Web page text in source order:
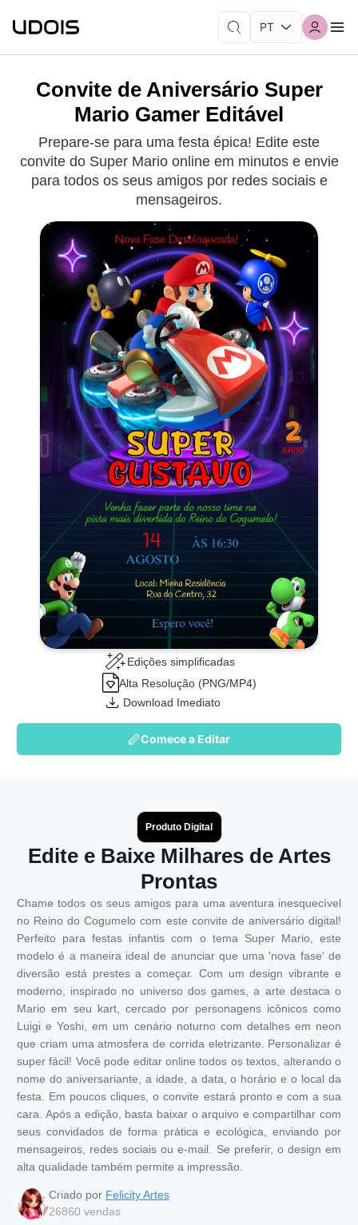
Convite de Aniversário Super
Mario Gamer Editável
Prepare-se para uma festa épica! Edite este
convite do Super Mario online em minutos e envie
para todos os seus amigos por redes sociais e
mensageiros.
Edições simplificadas
Alta Resolução (PNG/MP4)
Download Imediato
Comece a Editar
Produto Digital
Edite e Baixe Milhares de Artes
Prontas
Chame todos os seus amigos para uma aventura inesquecível
no Reino do Cogumelo com este convite de aniversário digital!
Perfeito para festas infantis com o tema Super Mario, este
modelo é a maneira ideal de anunciar que uma 'nova fase' de
diversão está prestes a começar. Com um design vibrante e
moderno, inspirado no universo dos games, a arte destaca o
Mario em seu kart, cercado por personagens icônicos como
Luigi e Yoshi, em um cenário noturno com detalhes em neon
que criam uma atmosfera de corrida eletrizante. Personalizar é
super fácil! Você pode editar online todos os textos, alterando o
nome do aniversariante, a idade, a data, o horário e o local da
festa. Em poucos cliques, o convite estará pronto e com a sua
cara. Após a edição, basta baixar o arquivo e compartilhar com
seus convidados de forma prática e ecológica, enviando por
mensageiros, redes sociais ou e-mail. Se preferir, o design em
alta qualidade também permite a impressão.
Criado por Felicity Artes
26860 vendas